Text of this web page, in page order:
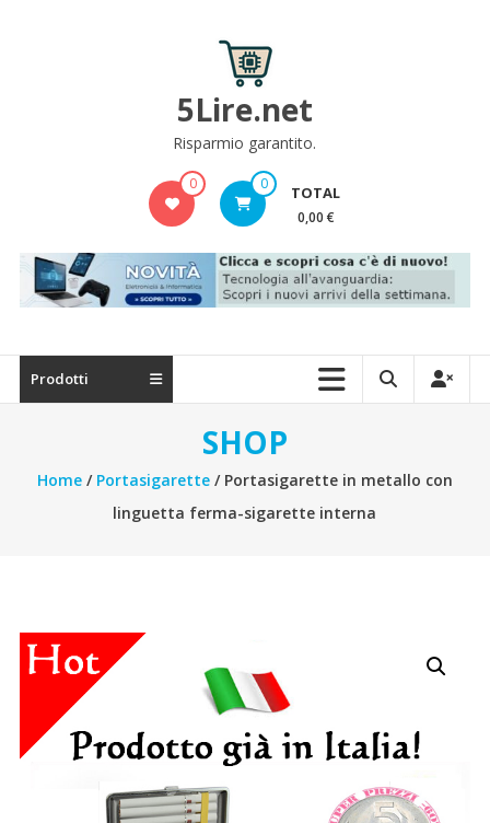
5Lire.net
Risparmio garantito.
0 0 TOTAL
0,00 €
Prodotti
SHOP
Home/ Portasigarette/ Portasigarette in metallo con
linguetta ferma-sigarette interna